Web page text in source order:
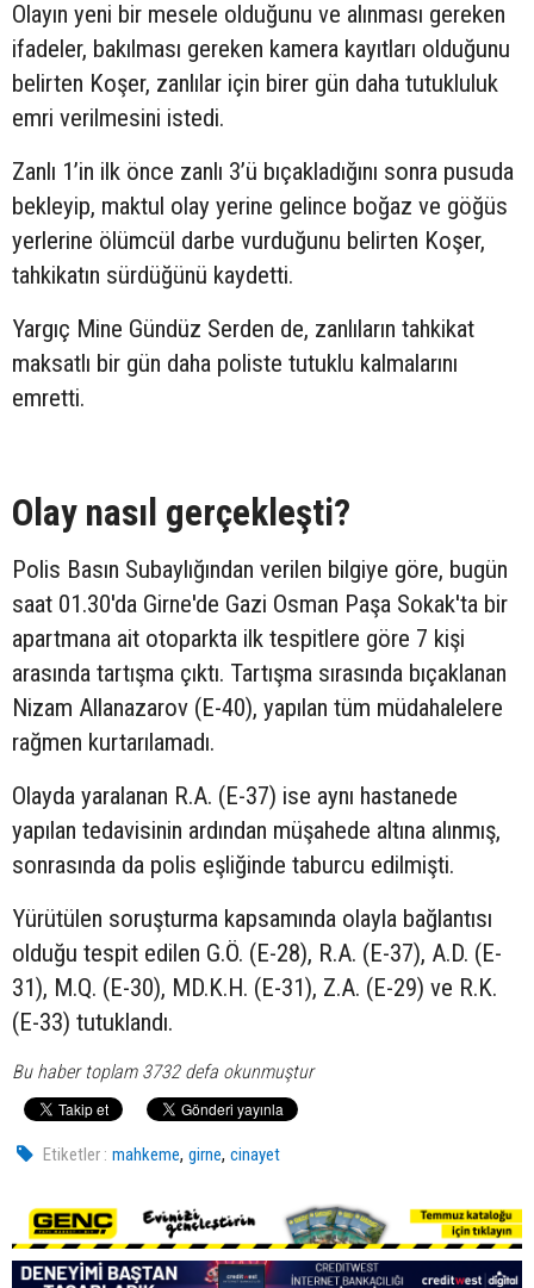
Olayın yeni bir mesele olduğunu ve alınması gereken
ifadeler, bakılması gereken kamera kayıtları olduğunu
belirten Koşer, zanlılar için birer gün daha tutukluluk
emri verilmesini istedi.
Zanlı 1’in ilk önce zanlı 3’ü bıçakladığını sonra pusuda
bekleyip, maktul olay yerine gelince boğaz ve göğüs
yerlerine ölümcül darbe vurduğunu belirten Koşer,
tahkikatın sürdüğünü kaydetti.
Yargıç Mine Gündüz Serden de, zanlıların tahkikat
maksatlı bir gün daha poliste tutuklu kalmalarını
emretti.
Olay nasıl gerçekleşti?
Polis Basın Subaylığından verilen bilgiye göre, bugün
saat 01.30'da Girne'de Gazi Osman Paşa Sokak'ta bir
apartmana ait otoparkta ilk tespitlere göre 7 kişi
arasında tartışma çıktı. Tartışma sırasında bıçaklanan
Nizam Allanazarov (E-40), yapılan tüm müdahalelere
rağmen kurtarılamadı.
Olayda yaralanan R.A. (E-37) ise aynı hastanede
yapılan tedavisinin ardından müşahede altına alınmış,
sonrasında da polis eşliğinde taburcu edilmişti.
Yürütülen soruşturma kapsamında olayla bağlantısı
olduğu tespit edilen G.Ö. (E-28), R.A. (E-37), A.D. (E-
31), M.Q. (E-30), MD.K.H. (E-31), Z.A. (E-29) ve R.K.
(E-33) tutuklandı.
Bu haber toplam 3732 defa okunmuştur
Etiketler : mahkeme,girne,cinayet